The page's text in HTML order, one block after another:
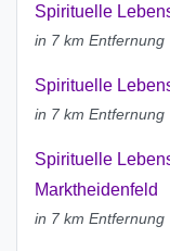
Spirituelle
in 7 km Entfernung
Spirituelle
in 7 km Entfernung
Spirituelle
Marktheidenfeld
in 7 km Entfernung